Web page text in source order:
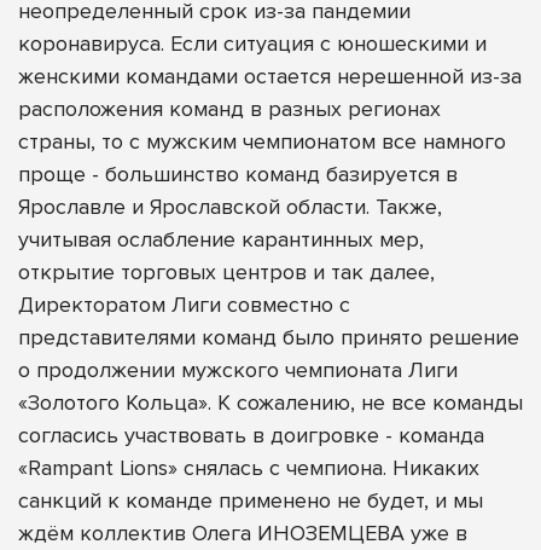
неопределенный срок из-за пандемии
коронавируса. Если ситуация с юношескими и
женскими командами остается нерешенной из-за
расположения команд в разных регионах
страны, то с мужским чемпионатом все намного
проще - большинство команд базируется в
Ярославле и Ярославской области. Также,
учитывая ослабление карантинных мер,
открытие торговых центров и так далее,
Директоратом Лиги совместно с
представителями команд было принято решение
о продолжении мужского чемпионата Лиги
«Золотого Кольца». К сожалению, не все команды
согласись участвовать в доигровке - команда
«Rampant Lions» снялась с чемпиона. Никаких
санкций к команде применено не будет, и мы
ждём коллектив Олега ИНОЗЕМЦЕВА уже в